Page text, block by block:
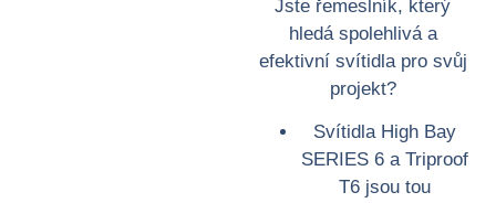
Jste řemeslník, který
hledá spolehlivá a
efektivní svítidla pro svůj
projekt?
Svítidla High Bay
SERIES 6 aTriproof
T6 jsou tou